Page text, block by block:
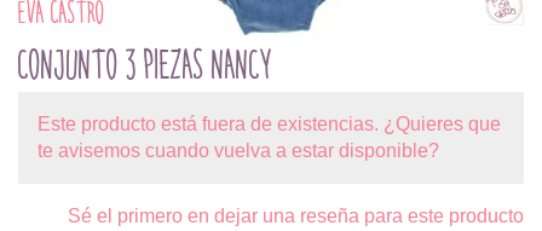
EVA CASTRO
CONJUNTO 3 PIEZAS NANCY
Este producto está fuera de existencias. ¿Quieres que
te avisemos cuando vuelva a estar disponible?
Sé el primero en dejar una reseña para este producto